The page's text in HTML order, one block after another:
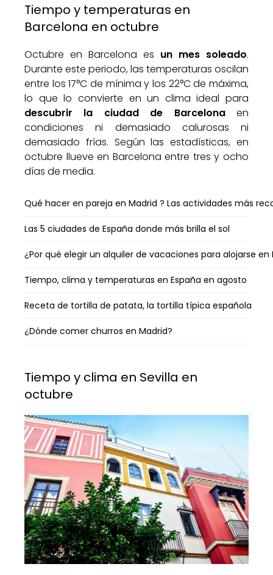
Tiempo y temperaturas en
Barcelona en octubre
Octubre en Barcelona es un mes soleado.
Durante este periodo, las temperaturas oscilan
entre los 17°C de mínima y los 22°C de máxima,
lo que lo convierte en un clima ideal para
descubrir la ciudad de Barcelonaen
condiciones ni demasiado calurosas ni
demasiado frías. Según las estadísticas, en
octubre llueve en Barcelona entre tres y ocho
días de media.
Qué hacer en pareja en Madrid ? Las actividades más
Las 5 ciudades de España donde más brilla el sol
¿Por qué elegir un alquiler de vacaciones para alojarse en
Tiempo, clima y temperaturas en España en agosto
Receta de tortilla de patata, la tortilla típica española
¿Dónde comer churros en Madrid?
Tiempo y clima en Sevilla en
octubre